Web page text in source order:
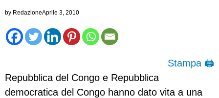
by RedazioneAprile 3, 2010
Stampa 🖨
Repubblica del Congo e Repubblica
democratica del Congo hanno dato vita a una